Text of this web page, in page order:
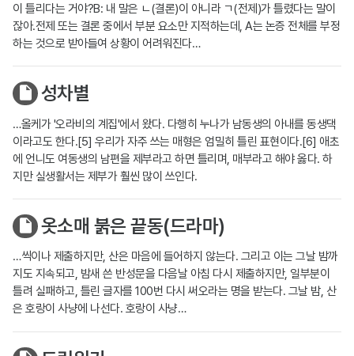
이 틀리다는 거야?B: 내 말은 ㄴ(결론)이 아니라 ㄱ(전제)가 틀렸다는 말이
잖아.전제 또는 결론 중에서 부분 요소만 지적하는데, A는 논증 전체를 부정
하는 것으로 받아들여 상황이 어려워진다…
성차별
…올케가 '오라비의 계집'에서 왔다. 다행히 누나가 남동생의 아내를 동생댁
이라고도 한다.[5] 우리가 자주 쓰는 매형은 엄밀히 틀린 표현이다.[6] 애초
에 언니도 여동생의 남편을 제부라고 하면 틀리며, 매부라고 해야 옳다. 하
지만 실생활서는 제부가 훨씬 많이 쓰인다.
옷소매 붉은 끝동(드라마)
…씩이나 제출하지만, 산은 마음에 들어하지 않는다. 그리고 이는 그날 밤까
지도 지속되고, 밤새 쓴 반성문을 다음날 아침 다시 제출하지만, 일부분이
틀려 실패하고, 틀린 글자를 100번 다시 써오라는 명을 받는다. 그날 밤, 산
은 호랑이 사냥에 나선다. 호랑이 사냥…